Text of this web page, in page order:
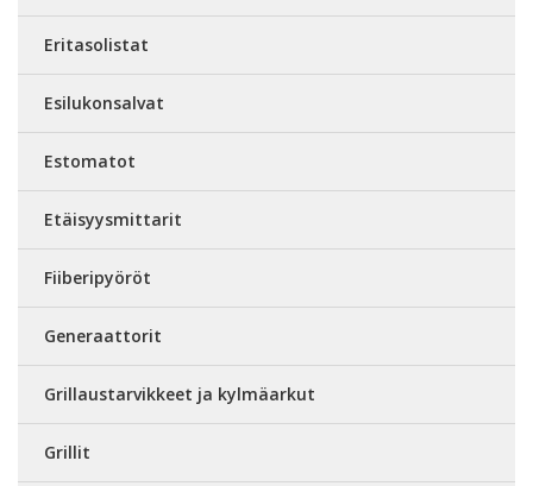
Eritasolistat
Esilukonsalvat
Estomatot
Etäisyysmittarit
Fiiberipyöröt
Generaattorit
Grillaustarvikkeet ja kylmäarkut
Grillit